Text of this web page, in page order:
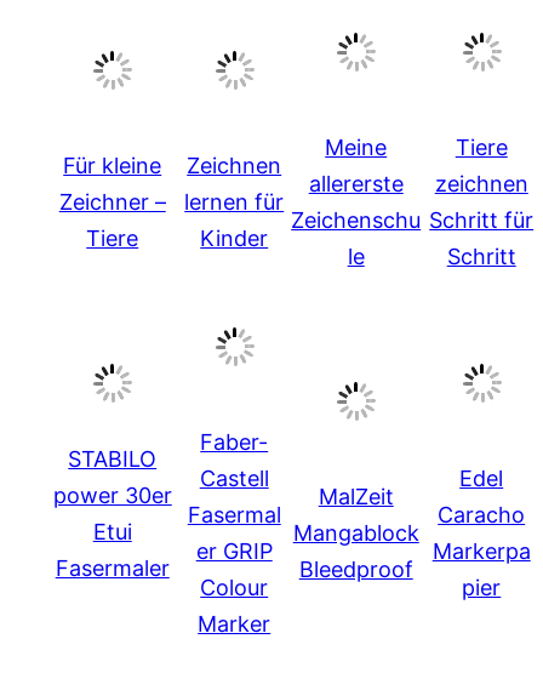
Für kleine
Zeichner –
Tiere
Zeichnen
lernen für
Kinder
Meine
allererste
Zeichenschu
le
Tiere
zeichnen
Schritt für
Schritt
STABILO
power 30er
Etui
Fasermaler
Faber-
Castell
Fasermal
er GRIP
Colour
Marker
MalZeit
Mangablock
Bleedproof
Edel
Caracho
Markerpa
pier